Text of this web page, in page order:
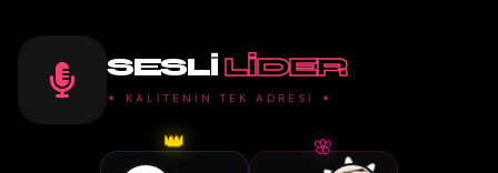
SESLI LIDER
✦ KALİTENİN TEK ADRESİ ✦
👑 🌸